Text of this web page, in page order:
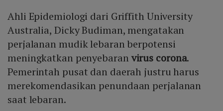
Ahli Epidemiologi dari Griffith University
Australia, Dicky Budiman, mengatakan
perjalanan mudik lebaran berpotensi
meningkatkan penyebaran virus corona.
Pemerintah pusat dan daerah justru harus
merekomendasikan penundaan perjalanan
saat lebaran.